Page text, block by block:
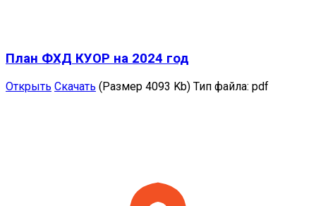
План ФХД КУОР на 2024 год
Открыть Скачать (Размер 4093 Kb) Тип файла: pdf